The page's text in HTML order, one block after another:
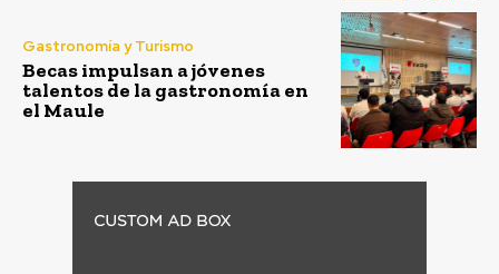
Gastronomía y Turismo
Becas impulsan a jóvenes
talentos de la gastronomía en
el Maule